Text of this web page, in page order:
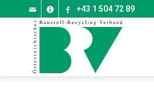
+43 1 504 72 89